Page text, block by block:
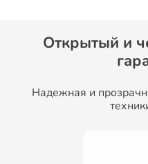
Открытый и
Надежная и